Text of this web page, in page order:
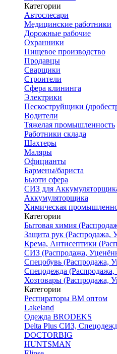
Категории
Автослесари
Медицинские работники
Дорожные рабочие
Охранники
Пищевое производство
Продавцы
Сварщики
Строители
Сфера клининга
Электрики
Пескоструйщики
Водители
Тяжелая промышленность
Работники склада
Шахтеры
Маляры
Официанты
Бармены/бариста
Бьюти сфера
СИЗ для
Аккумуляторщика
Химическая
Категории
Бытовая химия
Защита рук (Распродажа,
Крема, Антисептики
СИЗ (Распродажа,
Спецобувь (Распродажа,
Спецодежда
Хозтовары (Распродажа,
Категории
Респираторы ВМ оптом
Lakeland
Одежда BRODEKS
Delta Plus СИЗ,
DOCTORBIG
HUNTSMAN